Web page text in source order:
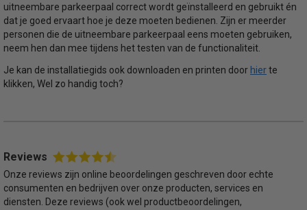
uitneembare parkeerpaal correct wordt geïnstalleerd en gebruikt én
dat je goed ervaart hoe je deze moeten bedienen. Zijn er meerder
personen die de uitneembare parkeerpaal eens moeten gebruiken,
neem hen dan mee tijdens het testen van de functionaliteit.
Je kan de installatiegids ook downloaden en printen doorhierte
klikken, Wel zo handig toch?
Reviews
Onze reviews zijn online beoordelingen geschreven door echte
consumenten en bedrijven over onze producten, services en
diensten. Deze reviews (ook wel productbeoordelingen,